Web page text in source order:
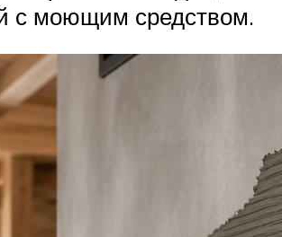
с моющим средством.